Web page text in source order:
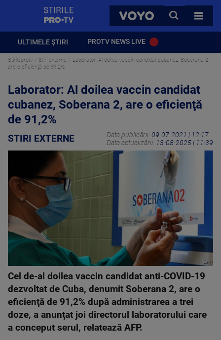
VOYO
CAUTA
TOATE
ULTIMELE ȘTIRI PROTV NEWS LIVE
Stirileprotv Stiri externe
Laborator: Al doilea vaccin candidat cubanez, Soberana 2,
are o eficienţă de 91,2%
Laborator: Al doilea vaccin candidat
cubanez, Soberana 2, are o eficienţă
de 91,2%
STIRI EXTERNE Data publicării: 09-07-2021 | 12:17
Data actualizării: 13-08-2025 | 11:39
AFP
Cel de-al doilea vaccin candidat anti-COVID-19
dezvoltat de Cuba, denumit Soberana 2, are o
eficienţă de 91,2% după administrarea a trei
doze, a anunţat joi directorul laboratorului care
a conceput serul, relatează AFP.